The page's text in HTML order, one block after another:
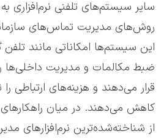
سایر سیستم‌های تلفنی نرم‌افزاری
روش‌های مدیریت تماس‌های
ضبط مکالمات و مدیریت داخلی‌ها
قرار می‌دهند و هزینه‌های ارتباطی